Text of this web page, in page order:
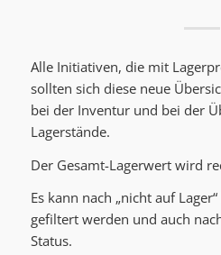
Alle Initiativen, die mit
sollten sich diese neue
bei der Inventur und bei der
Lagerstände.
Der Gesamt-Lagerwert wird
Es kann nach „nicht auf
gefiltert werden und auch
Status.